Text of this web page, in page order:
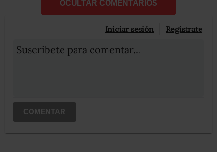
OCULTAR COMENTARIOS
Iniciar sesión Registrate
Suscribete para comentar...
COMENTAR